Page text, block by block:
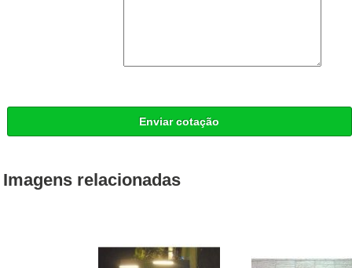
Enviar cotação
Imagens relacionadas